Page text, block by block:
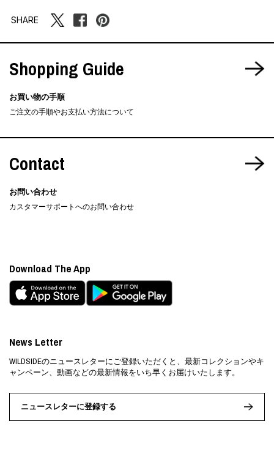
SHARE
Shopping Guide
お買い物の手順
ご注文の手順やお支払い方法について
Contact
お問い合わせ
カスタマーサポートへのお問い合わせ
News Letter
WILDSIDEのニュースレターにご登録いただくと、最新コレクションやキ
ャンペーン、動画などの最新情報をいち早くお届けいたします。
ニュースレターに登録する
Download The App